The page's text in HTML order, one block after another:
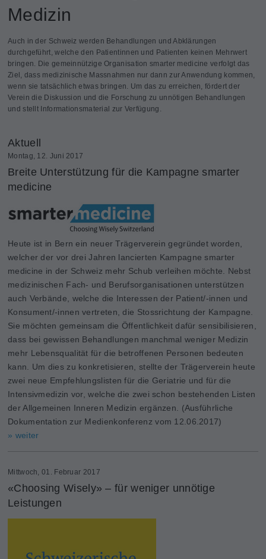
Medizin
Auch in der Schweiz werden Behandlungen und Abklärungen
durchgeführt, welche den Patientinnen und Patienten keinen Mehrwert
bringen. Die gemeinnützige Organisation smarter medicine verfolgt das
Ziel, dass medizinische Massnahmen nur dann zur Anwendung kommen,
wenn sie tatsächlich etwas bringen. Um das zu erreichen, fördert der
Verein die Diskussion und die Forschung zu unnötigen Behandlungen
und stellt Informationsmaterial zur Verfügung.
Aktuell
Montag, 12. Juni 2017
Breite Unterstützung für die Kampagne smarter
medicine
Heute ist in Bern ein neuer Trägerverein gegründet worden,
welcher der vor drei Jahren lancierten Kampagne smarter
medicine in der Schweiz mehr Schub verleihen möchte. Nebst
medizinischen Fach- und Berufsorganisationen unterstützen
auch Verbände, welche die Interessen der Patient/-innen und
Konsument/-innen vertreten, die Stossrichtung der Kampagne.
Sie möchten gemeinsam die Öffentlichkeit dafür sensibilisieren,
dass bei gewissen Behandlungen manchmal weniger Medizin
mehr Lebensqualität für die betroffenen Personen bedeuten
kann. Um dies zu konkretisieren, stellte der Trägerverein heute
zwei neue Empfehlungslisten für die Geriatrie und für die
Intensivmedizin vor, welche die zwei schon bestehenden Listen
der Allgemeinen Inneren Medizin ergänzen. (Ausführliche
Dokumentation zur Medienkonferenz vom 12.06.2017)
» weiter
Mittwoch, 01. Februar 2017
«Choosing Wisely» – für weniger unnötige
Leistungen